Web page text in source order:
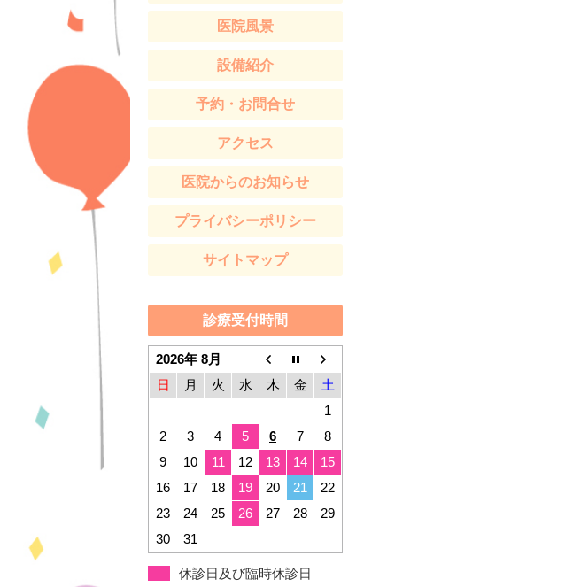
医院風景
設備紹介
予約・お問合せ
アクセス
医院からのお知らせ
プライバシーポリシー
サイトマップ
診療受付時間
2026年 8月
日
月 火 水 木 金
土
1
2
3 4 5 6 7
8
9
10 11 12 13 14
15
16
17 18 19 20 21
22
23
24 25 26 27 28
29
30
31
休診日及び臨時休診日